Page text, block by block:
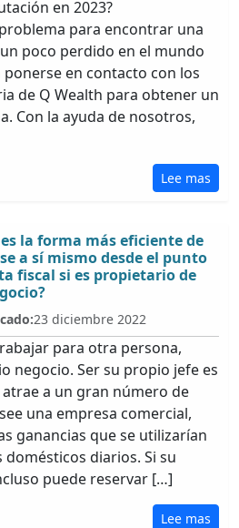
en 2023?
para encontrar una
poco perdido en el mundo
en contacto con los
de Q Wealth para obtener un
Con la ayuda de nosotros,
Lee mas
la forma más eficiente de
a sí mismo desde el punto
fiscal si es propietario de
23 diciembre 2022
para otra persona,
negocio. Ser su propio jefe es
a un gran número de
una empresa comercial,
ganancias que se utilizarían
diarios. Si su
puede reservar […]
Lee mas